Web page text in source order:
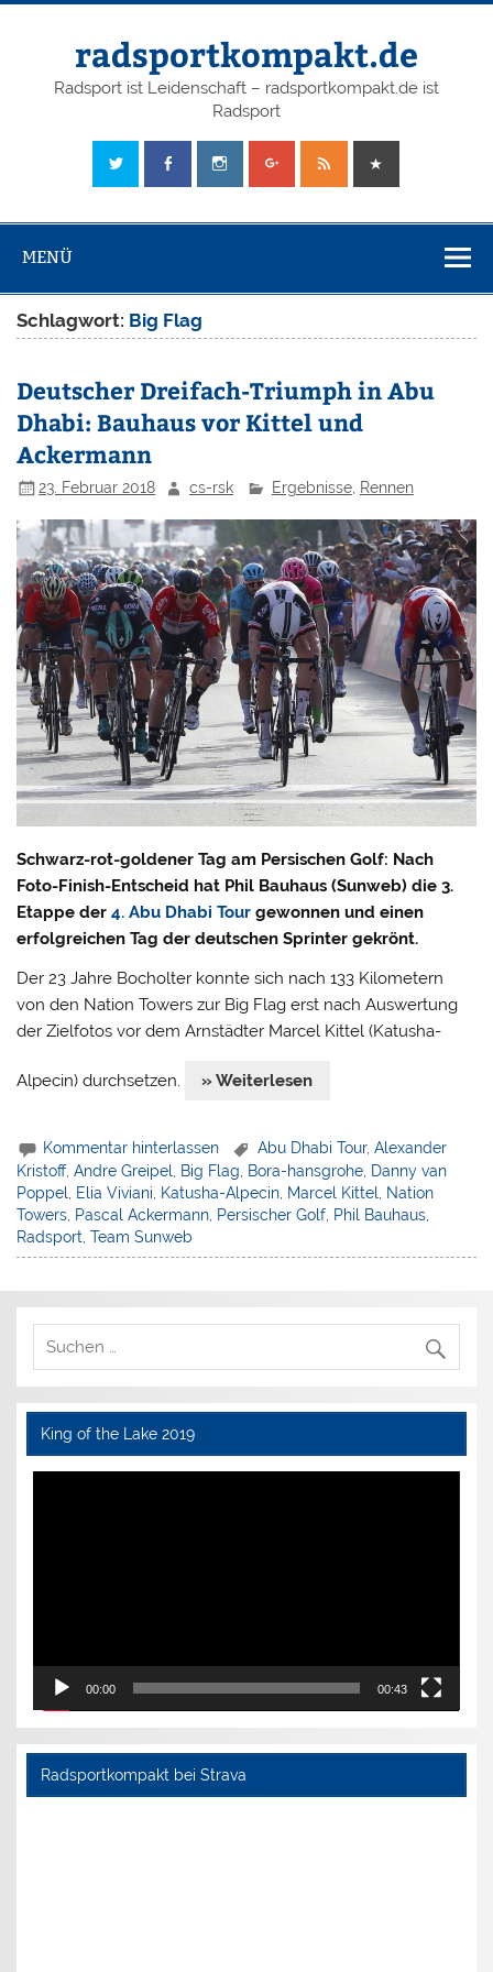
radsportkompakt.de
Radsport ist Leidenschaft – radsportkompakt.de ist
Radsport
MENÜ
Schlagwort: Big Flag
Deutscher Dreifach-Triumph in Abu
Dhabi: Bauhaus vor Kittel und
Ackermann
23. Februar 2018 cs-rsk Ergebnisse, Rennen
Schwarz-rot-goldener Tag am Persischen Golf: Nach
Foto-Finish-Entscheid hat Phil Bauhaus (Sunweb) die 3.
Etappe der4. Abu Dhabi Tour gewonnen und einen
erfolgreichen Tag der deutschen Sprinter gekrönt.
Der 23 Jahre Bocholter konnte sich nach 133 Kilometern
von den Nation Towers zur Big Flag erst nach Auswertung
der Zielfotos vor dem Arnstädter Marcel Kittel (Katusha-
Alpecin) durchsetzen. » Weiterlesen
Kommentar hinterlassen Abu Dhabi Tour,Alexander
Kristoff,Andre Greipel Big Flag Bora-hansgrohe Danny van
Poppel
Elia Viviani Katusha-Alpecin Marcel Kittel
Nation
Towers Pascal Ackermann Persischer Golf Phil Bauhaus
Radsport ,Team Sunweb
King of the Lake 2019
Video-
00:00 00:43
Radsportkompakt bei Strava